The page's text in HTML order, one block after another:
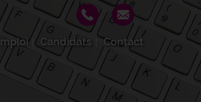
Candidats Contact